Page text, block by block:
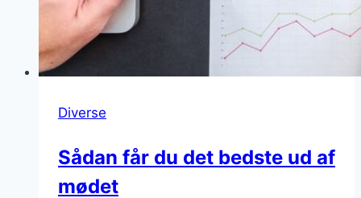
Diverse
Sådan får du det bedste ud af
mødet